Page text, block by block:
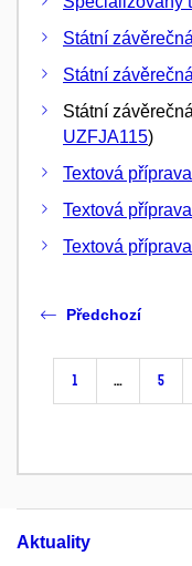
Státní
Státní
Státní
UZFJA115)
Textová příprava I
Textová příprava
Textová příprava
Předchozí
1 … 5
Aktuality